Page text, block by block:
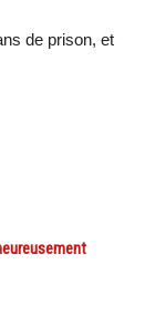
de prison, et